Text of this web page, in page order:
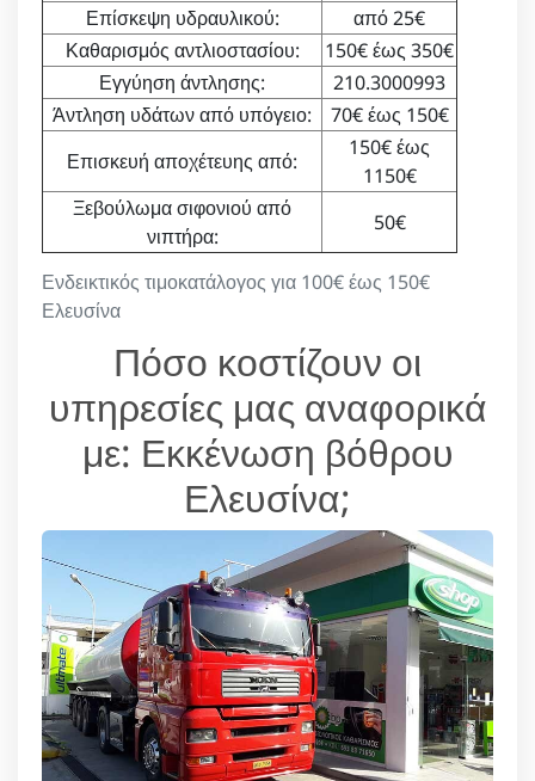
Ενδεικτικός τιμοκατάλογος για 100€ έως 150€
Ελευσίνα
Επίσκεψη υδραυλικού:
από 25€
Καθαρισμός αντλιοστασίου:
150€ έως 350€
Εγγύηση άντλησης:
210.3000993
Άντληση υδάτων από υπόγειο:
70€ έως 150€
Επισκευή αποχέτευης από:
150€ έως
1150€
Ξεβούλωμα σιφονιού από
νιπτήρα:
50€
Πόσο κοστίζουν οι
υπηρεσίες μας αναφορικά
με: Εκκένωση βόθρου
Ελευσίνα;